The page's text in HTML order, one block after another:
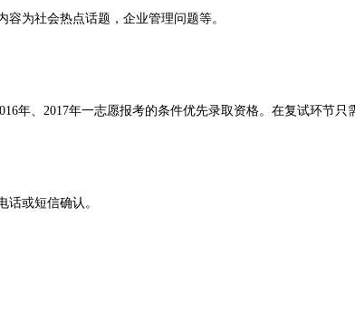
容为社会热点话题，企业管理问题等。
年、2017年一志愿报考的条件优先录取资格。在复试环节只
话或短信确认。